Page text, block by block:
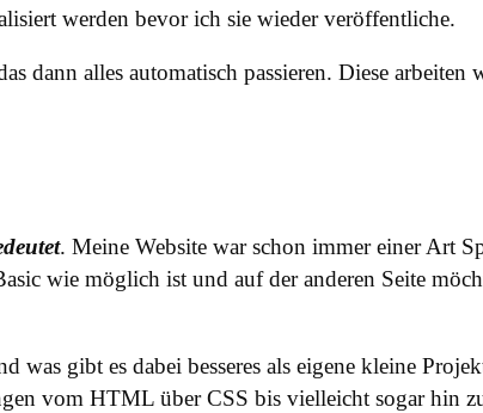
werden bevor ich sie wieder veröffentliche.
dann alles automatisch passieren. Diese arbeiten
. Meine Website war schon immer einer Art
wie möglich ist und auf der anderen Seite
gibt es dabei besseres als eigene kleine
vom HTML über CSS bis vielleicht sogar hin